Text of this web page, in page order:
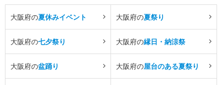
大阪府の夏休みイベント 大阪府の夏祭り
大阪府の七夕祭り 大阪府の縁日・納涼祭
大阪府の盆踊り 大阪府の屋台のある夏祭り